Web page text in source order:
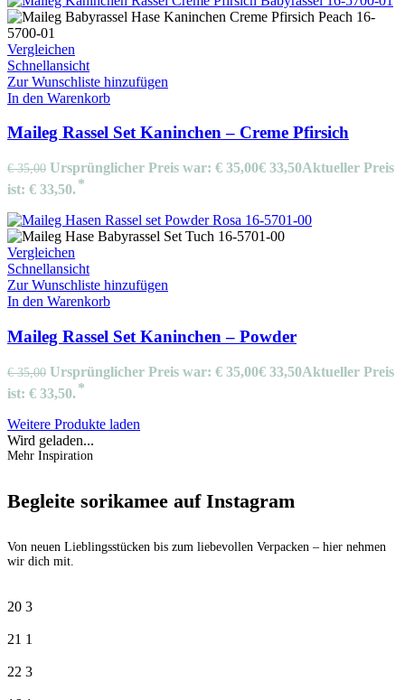
Vergleichen
Schnellansicht
Zur Wunschliste hinzufügen
In den Warenkorb
Maileg Rassel Set Kaninchen – Creme Pfirsich
€35,00 Ursprünglicher Preis war: € 35,00€ 33,50Aktueller Preis
ist: € 33,50.
Vergleichen
Schnellansicht
Zur Wunschliste hinzufügen
In den Warenkorb
Maileg Rassel Set Kaninchen – Powder
€35,00 Ursprünglicher Preis war: € 35,00€ 33,50Aktueller Preis
ist: € 33,50.
Weitere Produkte laden
Wird geladen...
Mehr Inspiration
Begleite sorikamee auf Instagram
Von neuen Lieblingsstücken bis zum liebevollen Verpacken – hier nehmen
wir dich mit.
20 3
21 1
22 3